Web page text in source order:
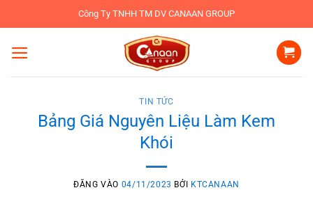
qua
nội
Công Ty TNHH TM DV CANAAN GROUP
TIN TỨC
Bảng Giá Nguyên Liệu Làm Kem
Khói
ĐĂNG VÀO 04/11/2023 BỞI KTCANAAN